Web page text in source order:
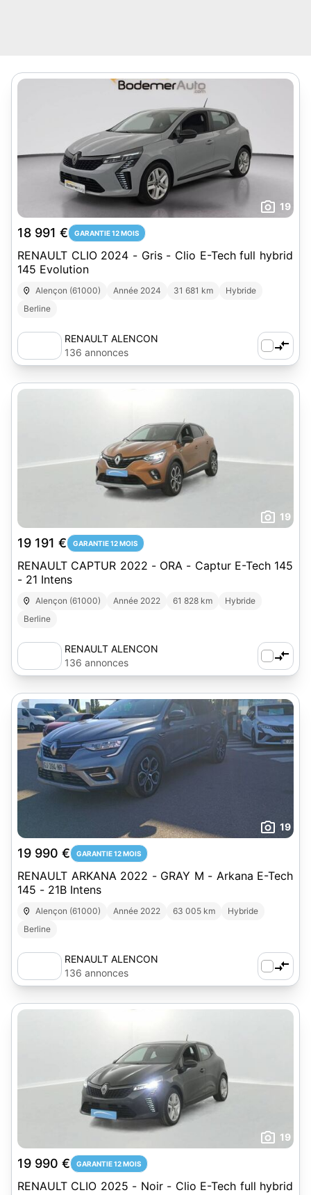
19
18 991 € GARANTIE 12 MOIS
RENAULT CLIO 2024 - Gris - Clio E-Tech full hybrid
145 Evolution
Alençon (61000) Année 2024 31 681 km
Hybride
Berline
RENAULT ALENCON
136 annonces
19
19 191 € GARANTIE 12 MOIS
RENAULT CAPTUR 2022 - ORA - Captur E-Tech 145
- 21 Intens
Alençon (61000) Année 2022 61 828 km
Hybride
Berline
RENAULT ALENCON
136 annonces
19
19 990 € GARANTIE 12 MOIS
RENAULT ARKANA 2022 - GRAY M - Arkana E-Tech
145 - 21B Intens
Alençon (61000) Année 2022 63 005 km
Hybride
Berline
RENAULT ALENCON
136 annonces
19
19 990 € GARANTIE 12 MOIS
RENAULT CLIO 2025 - Noir - Clio E-Tech full hybrid